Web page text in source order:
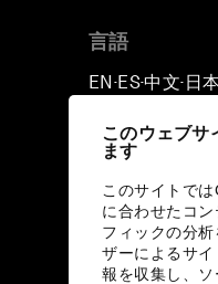
このウェブサ
ます
このサイトで
に合わせたコ
フィックの分
ザーによるサ
報を収集し、
言語
EN ▪ES▪中文▪ 日